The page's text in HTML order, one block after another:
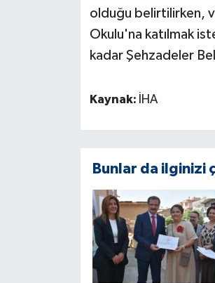
olduğu belirtilirken,
Okulu'na katılmak
kadar Şehzadeler
Kaynak: İHA
Bunlar da ilginizi